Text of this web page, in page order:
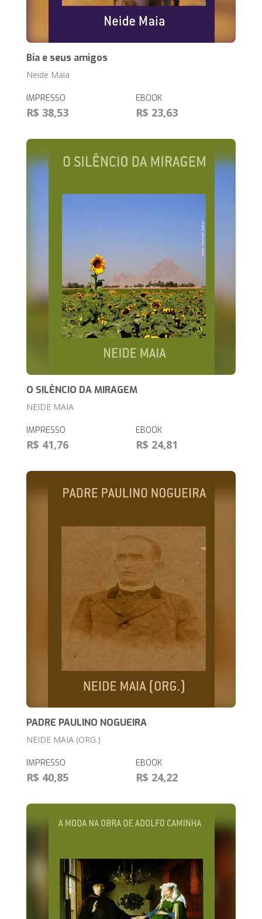
Bia e seus amigos
Neide Maia
IMPRESSO
R$ 38,53
EBOOK
R$ 23,63
O SILÊNCIO DA MIRAGEM
NEIDE MAIA
IMPRESSO
R$ 41,76
EBOOK
R$ 24,81
PADRE PAULINO NOGUEIRA
NEIDE MAIA (ORG.)
IMPRESSO
R$ 40,85
EBOOK
R$ 24,22